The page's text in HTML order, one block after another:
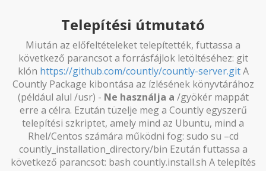
Telepítési útmutató
Miután az előfeltételeket telepítették, futtassa a
következő parancsot a forrásfájlok letöltéséhez: git
klón https://github.com/countly/countly-server.gitA
Countly Package kibontása az ízlésének könyvtárához
(például alul /usr) - Ne használja a /gyökér mappát
erre a célra. Ezután tüzelje meg a Countly egyszerű
telepítési szkriptet, amely mind az Ubuntu, mind a
Rhel/Centos számára működni fog: sudo su –cd
countly_installation_directory/bin Ezután futtassa a
következő parancsot: bash countly.install.sh A telepítés